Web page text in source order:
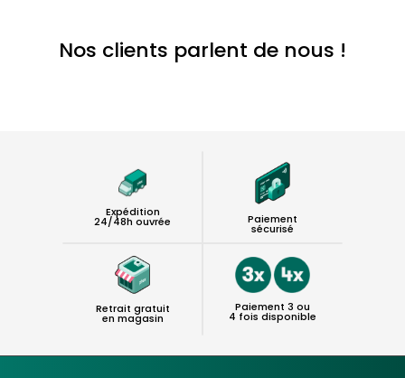
Nos clients parlent de nous !
Expédition
24/48h ouvrée Paiement
sécurisé
Retrait gratuit
en magasin
Paiement 3 ou
4 fois disponible